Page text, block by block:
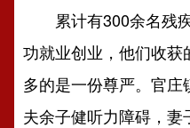
累计有300余名残疾
功就业创业，他们收
多的是一份尊严。官
夫余子健听力障碍，